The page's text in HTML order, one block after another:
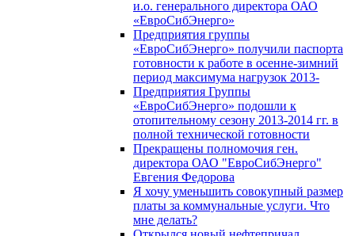
и.о. генерального директора ОАО
«ЕвроСибЭнерго»
Предприятия группы
«ЕвроСибЭнерго» получили паспорта
готовности к работе в осенне-зимний
период максимума нагрузок 2013-
Предприятия Группы
«ЕвроСибЭнерго» подошли к
отопительному сезону 2013-2014 гг. в
полной технической готовности
Прекращены полномочия ген.
директора ОАО "ЕвроСибЭнерго"
Евгения Федорова
Я хочу уменьшить совокупный размер
платы за коммунальные услуги. Что
мне делать?